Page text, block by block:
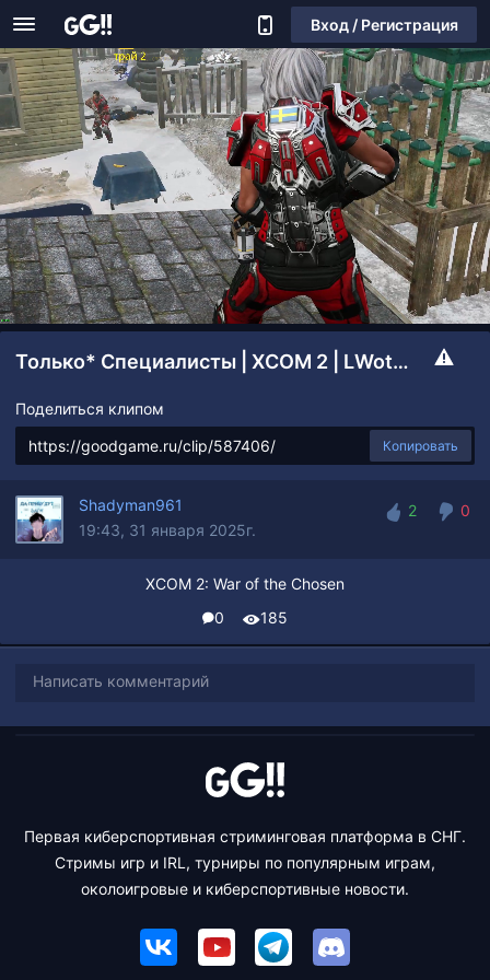
Вход / Регистрация
Только* Специалисты | XCOM 2 | LWotC (v1.2.0) | Легенда/Ironman
Поделиться клипом
Копировать
Shadyman961
19:43, 31 января 2025г.
2
0
XCOM 2: War of the Chosen
0
185
Написать комментарий
Первая киберспортивная стриминговая платформа в СНГ.
Стримы игр и IRL, турниры по популярным играм,
околоигровые и киберспортивные новости.